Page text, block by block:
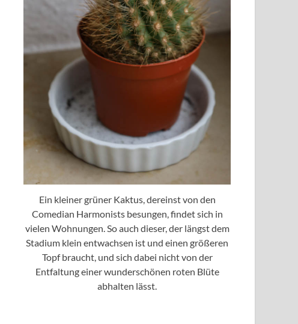
Ein kleiner grüner Kaktus, dereinst von den
Comedian Harmonists besungen, findet sich in
vielen Wohnungen. So auch dieser, der längst dem
Stadium klein entwachsen ist und einen größeren
Topf braucht, und sich dabei nicht von der
Entfaltung einer wunderschönen roten Blüte
abhalten lässt.